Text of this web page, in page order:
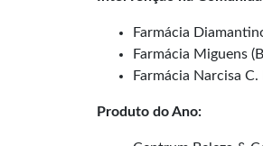
Farmácia
Farmácia Miguens
Farmácia Narcisa C.
Produto do Ano: